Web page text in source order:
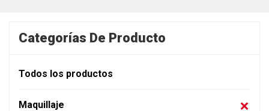
Categorías De Producto
Todos los productos
Maquillaje